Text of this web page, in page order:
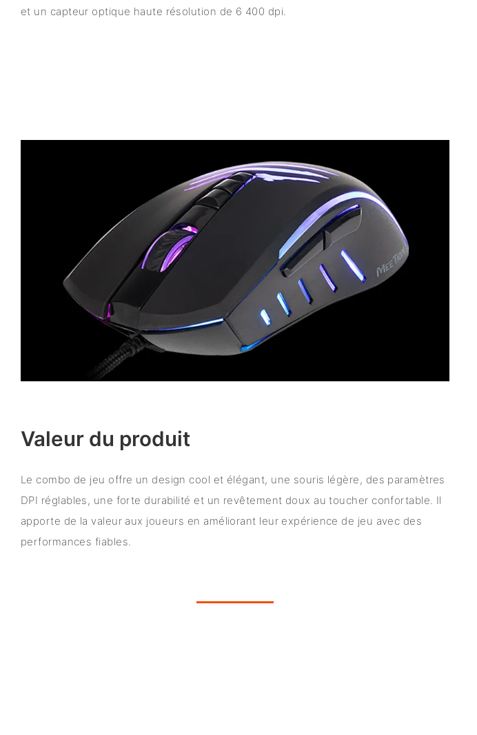
et un capteur optique haute résolution de 6 400 dpi.
Valeur du produit
Le combo de jeu offre un design cool et élégant, une souris légère, des paramètres
DPI réglables, une forte durabilité et un revêtement doux au toucher confortable. Il
apporte de la valeur aux joueurs en améliorant leur expérience de jeu avec des
performances fiables.